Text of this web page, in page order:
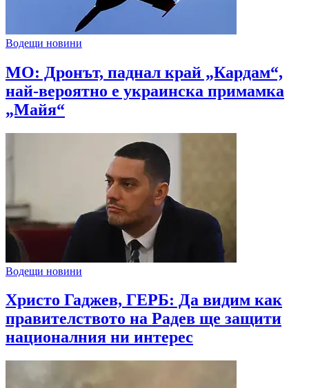
Водещи новини
МО: Дронът, паднал край „Кардам“,
най-вероятно е украинска примамка
„Майя“
Водещи новини
Христо Гаджев, ГЕРБ: Да видим как
правителството на Радев ще защити
националния ни интерес